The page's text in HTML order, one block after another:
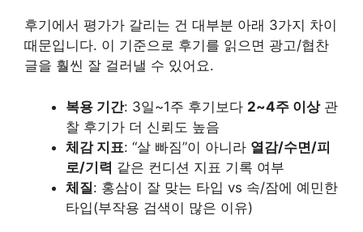
후기에서 평가가 갈리는 건 대부분 아래 3가지 차이
때문입니다. 이 기준으로 후기를 읽으면 광고/협찬
글을 훨씬 잘 걸러낼 수 있어요.
복용 기간: 3일~1주 후기보다 2~4주 이상관
찰 후기가 더 신뢰도 높음
체감 지표: “살 빠짐”이 아니라 열감/수면/피
로/기력 같은 컨디션 지표 기록 여부
체질: 홍삼이 잘 맞는 타입 vs 속/잠에 예민한
타입(부작용 검색이 많은 이유)